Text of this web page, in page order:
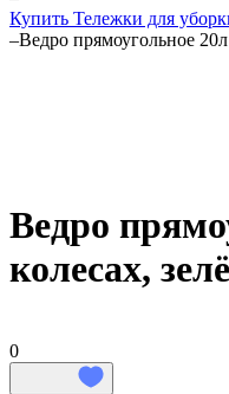
Купить Тележки для
–Ведро прямоугольное
Ведро
колесах,
0